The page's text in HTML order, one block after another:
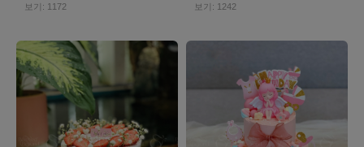
보기: 1172 보기: 1242